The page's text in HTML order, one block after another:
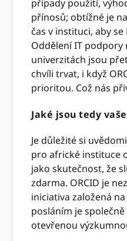
případy použití,
přínosů; obtížné je
čas v instituci, aby
Oddělení IT podpory
univerzitách jsou
chvíli trvat, i když
prioritou. Což nás
Jaké jsou tedy
Je důležité si
pro africké instituce
jako skutečnost, že
zdarma. ORCID je
iniciativa založená
posláním je
otevřenou